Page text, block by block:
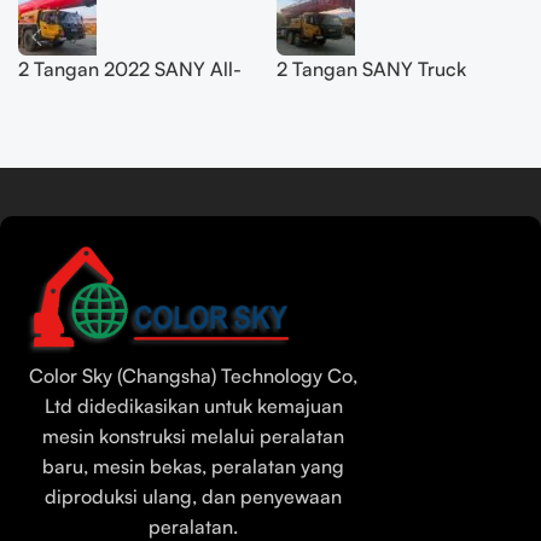
2 Tangan 2022 SANY All-
2 Tangan SANY Truck
Color Sky (Changsha) Technology Co,
Ltd didedikasikan untuk kemajuan
mesin konstruksi melalui peralatan
baru, mesin bekas, peralatan yang
diproduksi ulang, dan penyewaan
peralatan.
Portuguese
Russian
Hindi
Urdu
Tamil